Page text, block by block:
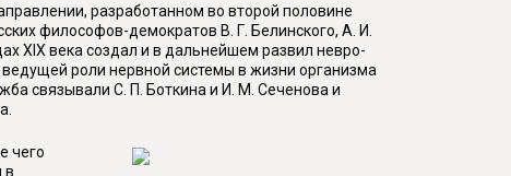
разработанном во второй половине
философов-демократов В. Г. Белинского, А. И.
XIX века создал и в дальнейшем развил невро-
роли нервной системы в жизни организма
связывали С. П. Боткина и И. М. Сеченова и
чего
в